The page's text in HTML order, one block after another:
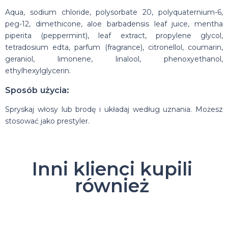
Aqua, sodium chloride, polysorbate 20, polyquaternium-6,
peg-12, dimethicone, aloe barbadensis leaf juice, mentha
piperita (peppermint), leaf extract, propylene glycol,
tetradosium edta, parfum (fragrance), citronellol, coumarin,
geraniol, limonene, linalool, phenoxyethanol,
ethylhexylglycerin.
Sposób użycia:
Spryskaj włosy lub brodę i układaj według uznania. Możesz
stosować jako prestyler.
Inni klienci kupili
również